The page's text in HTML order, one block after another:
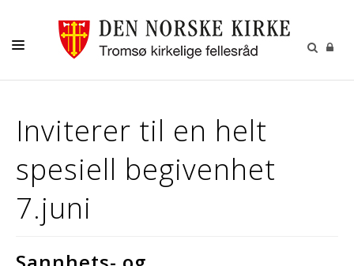
AKTIVITETER OG KONSERTER
KONFIRMASJON
VIGSEL
Inviterer til en helt
spesiell begivenhet
7.juni